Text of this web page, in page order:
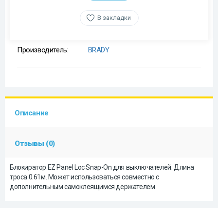
В закладки
Производитель: BRADY
Описание
Отзывы (0)
Блокиратор EZ Panel Loc Snap-On для выключателей. Длина
троса 0.61м. Может использоваться совместно с
дополнительным самоклеящимся держателем